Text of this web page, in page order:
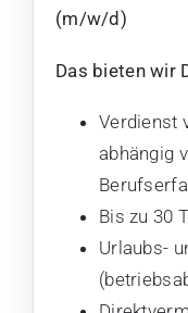
(m/w/d)
Das bieten wir
Verdienst
abhängig
Bis zu 30
Urlaubs-